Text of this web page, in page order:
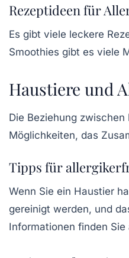
Rezeptideen für
Es gibt viele leckere
Smoothies gibt es viele
Haustiere und
Die Beziehung
Möglichkeiten, das
Tipps für
Wenn Sie ein Haustier
gereinigt werden, und
Informationen finden Sie